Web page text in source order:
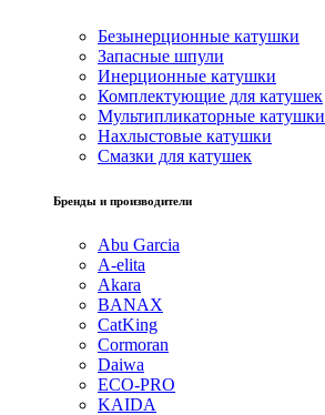
Безынерционные катушки
Запасные шпули
Инерционные катушки
Комплектующие для катушек
Мультипликаторные катушки
Нахлыстовые катушки
Смазки для катушек
Бренды и производители
Abu Garcia
A-elita
Akara
BANAX
CatKing
Cormoran
Daiwa
ECO-PRO
KAIDA